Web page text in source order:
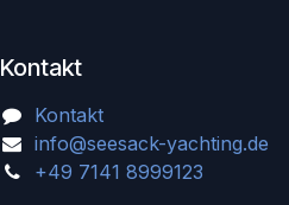
Kontakt
Kontakt
info@seesack-yachting.de
+49 7141 8999123